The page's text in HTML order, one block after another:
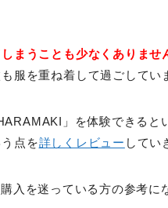
まうことも少なくありませ
服を重ね着して過ごしてい
」を体験できると
点を詳しくレビュー してい
入を迷っている方の参考に